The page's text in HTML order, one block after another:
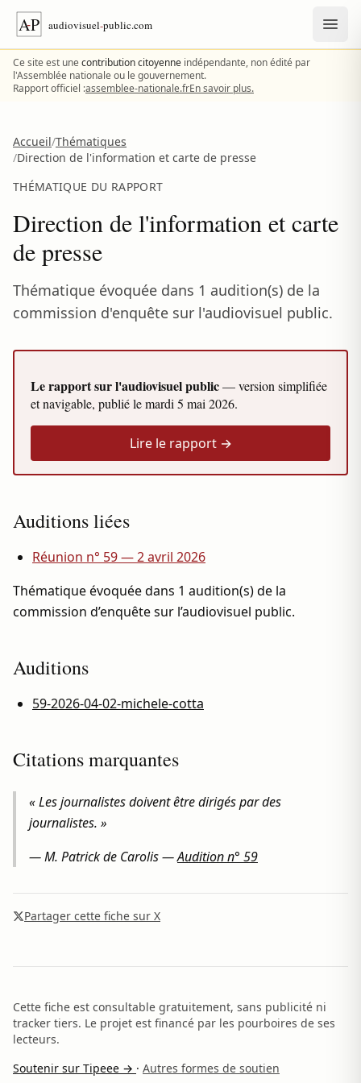
Aller au contenu
Ce site est unecontribution citoyenne indépendante, non édité par
l'Assemblée nationale ou le gouvernement.
Rapport officiel :assemblee-nationale.frEn savoir plus.
Accueil/Thématiques
/Direction de l'information et carte de presse
THÉMATIQUE DU RAPPORT
Direction de l'information et carte
de presse
Thématique évoquée dans 1 audition(s) de la
commission d'enquête sur l'audiovisuel public.
Le rapport sur l'audiovisuel public— version simplifiée
et navigable, publié lemardi 5 mai 2026.
Lire le rapport →
Auditions liées
Réunion n° 59 — 2 avril 2026
Thématique évoquée dans 1 audition(s) de la
commission d’enquête sur l’audiovisuel public.
Auditions
59-2026-04-02-michele-cotta
Citations marquantes
« Les journalistes doivent être dirigés par des
journalistes. »
—M. Patrick de Carolis—Audition n° 59
Partager cette fiche sur X
Cette fiche est consultable gratuitement, sans publicité ni
tracker tiers. Le projet est financé par les pourboires de ses
lecteurs.
Soutenir sur Tipeee → · Autres formes de soutien